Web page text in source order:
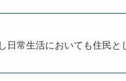
日常生活においても住民と